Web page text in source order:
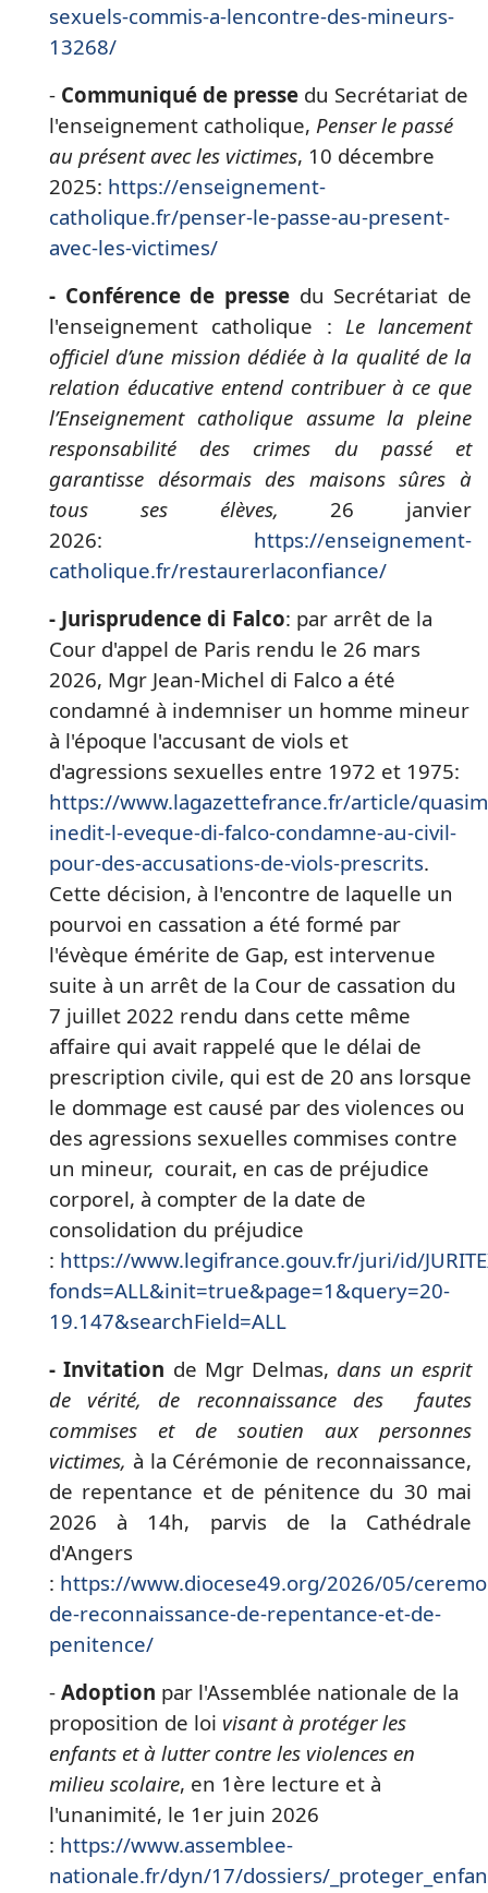
sexuels-commis-a-lencontre-des-mineurs-
13268/
- Communiqué de presse du Secrétariat de
l'enseignement catholique, Penser le passé
au présent avec les victimes, 10 décembre
2025: https://enseignement-
catholique.fr/penser-le-passe-au-present-
avec-les-victimes/
- Conférence de presse du Secrétariat de
l'enseignement catholique : Le lancement
officiel d’une mission dédiée à la qualité de la
relation éducative entend contribuer à ce que
l’Enseignement catholique assume la pleine
responsabilité des crimes du passé et
garantisse désormais des maisons sûres à
tous ses élèves, 26 janvier
2026: https://enseignement-
catholique.fr/restaurerlaconfiance/
- Jurisprudence di Falco: par arrêt de la
Cour d'appel de Paris rendu le 26 mars
2026, Mgr Jean-Michel di Falco a été
condamné à indemniser un homme mineur
à l'époque l'accusant de viols et
d'agressions sexuelles entre 1972 et 1975:
https://www.lagazettefrance.fr/article/
inedit-l-eveque-di-falco-condamne-au-civil-
pour-des-accusations-de-viols-prescrits.
Cette décision, à l'encontre de laquelle un
pourvoi en cassation a été formé par
l'évèque émérite de Gap, est intervenue
suite à un arrêt de la Cour de cassation du
7 juillet 2022 rendu dans cette même
affaire qui avait rappelé que le délai de
prescription civile, qui est de 20 ans lorsque
le dommage est causé par des violences ou
des agressions sexuelles commises contre
un mineur, courait, en cas de préjudice
corporel, à compter de la date de
consolidation du préjudice
: https://www.legifrance.gouv.fr/juri/id/
fonds=ALL&init=true&page=1&query=20-
19.147&searchField=ALL
- Invitation de Mgr Delmas, dans un esprit
de vérité, de reconnaissance des fautes
commises et de soutien aux personnes
victimes, à la Cérémonie de reconnaissance,
de repentance et de pénitence du 30 mai
2026 à 14h, parvis de la Cathédrale
d'Angers
: https://www.diocese49.org/2026/05/
de-reconnaissance-de-repentance-et-de-
penitence/
- Adoption par l'Assemblée nationale de la
proposition de loi visant à protéger les
enfants et à lutter contre les violences en
milieu scolaire, en 1ère lecture et à
l'unanimité, le 1er juin 2026
: https://www.assemblee-
nationale.fr/dyn/17/dossiers/